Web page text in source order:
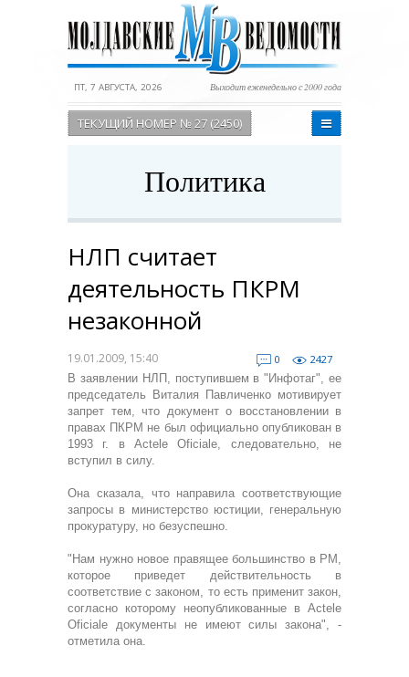
ПТ, 7 АВГУСТА, 2026 Выходит еженедельно с 2000 года
ТЕКУЩИЙ НОМЕР № 27 (2450)
Политика
НЛП считает
деятельность ПКРМ
незаконной
19.01.2009, 15:40 0
2427
В заявлении НЛП, поступившем в "Инфотаг", ее
председатель Виталия Павличенко мотивирует
запрет тем, что документ о восстановлении в
правах ПКРМ не был официально опубликован в
1993 г. в Actele Oficiale, следовательно, не
вступил в силу.
Она сказала, что направила соответствующие
запросы в министерство юстиции, генеральную
прокуратуру, но безуспешно.
"Нам нужно новое правящее большинство в РМ,
которое приведет действительность в
соответствие с законом, то есть применит закон,
согласно которому неопубликованные в Actele
Oficiale документы не имеют силы закона", -
отметила она.